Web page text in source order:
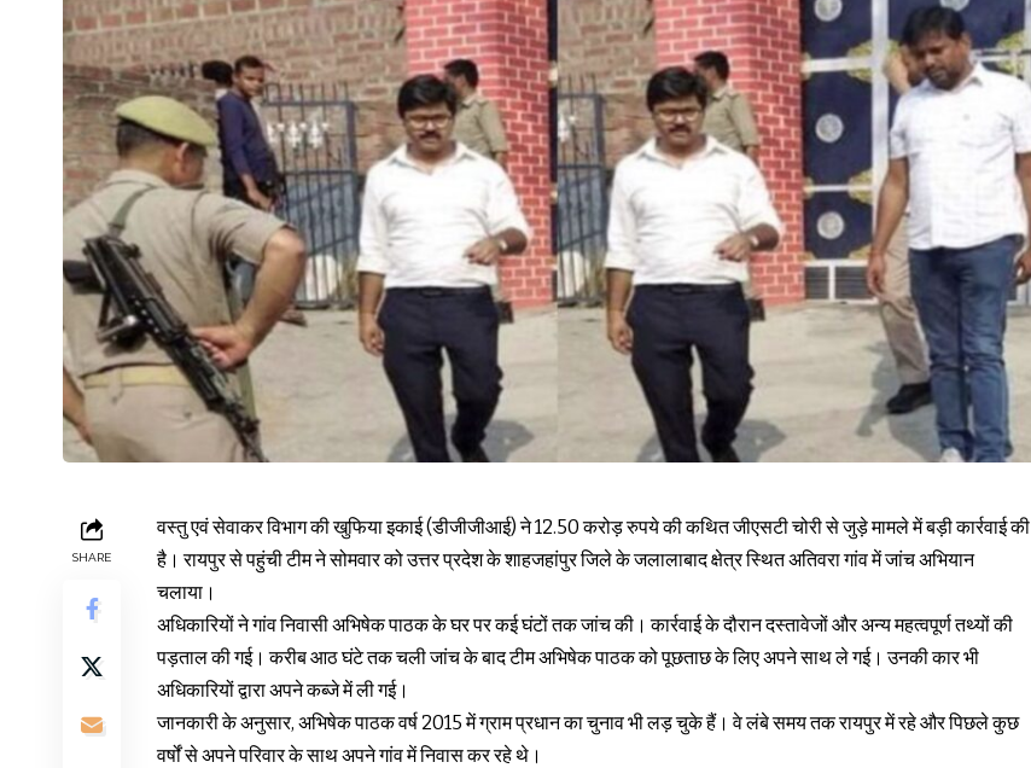
SHARE
वस्तु एवं सेवाकर विभाग की खुफिया इकाई (डीजीजीआई) ने 12.50 करोड़ रुपये की कथित जीएसटी चोरी से जुड़े मामले में बड़ी कार्रवाई की
है। रायपुर से पहुंची टीम ने सोमवार को उत्तर प्रदेश के शाहजहांपुर जिले के जलालाबाद क्षेत्र स्थित अतिवरा गांव में जांच अभियान
चलाया।
अधिकारियों ने गांव निवासी अभिषेक पाठक के घर पर कई घंटों तक जांच की। कार्रवाई के दौरान दस्तावेजों और अन्य महत्वपूर्ण तथ्यों की
पड़ताल की गई। करीब आठ घंटे तक चली जांच के बाद टीम अभिषेक पाठक को पूछताछ के लिए अपने साथ ले गई। उनकी कार भी
अधिकारियों द्वारा अपने कब्जे में ली गई।
जानकारी के अनुसार, अभिषेक पाठक वर्ष 2015 में ग्राम प्रधान का चुनाव भी लड़ चुके हैं। वे लंबे समय तक रायपुर में रहे और पिछले कुछ
वर्षों से अपने परिवार के साथ अपने गांव में निवास कर रहे थे।